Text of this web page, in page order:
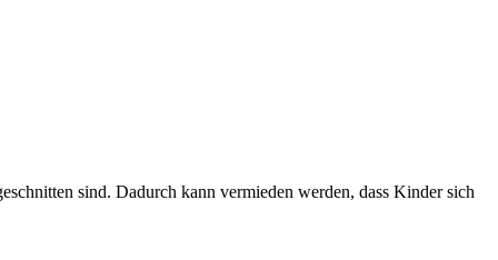
sind. Dadurch kann vermieden werden, dass Kinder sich